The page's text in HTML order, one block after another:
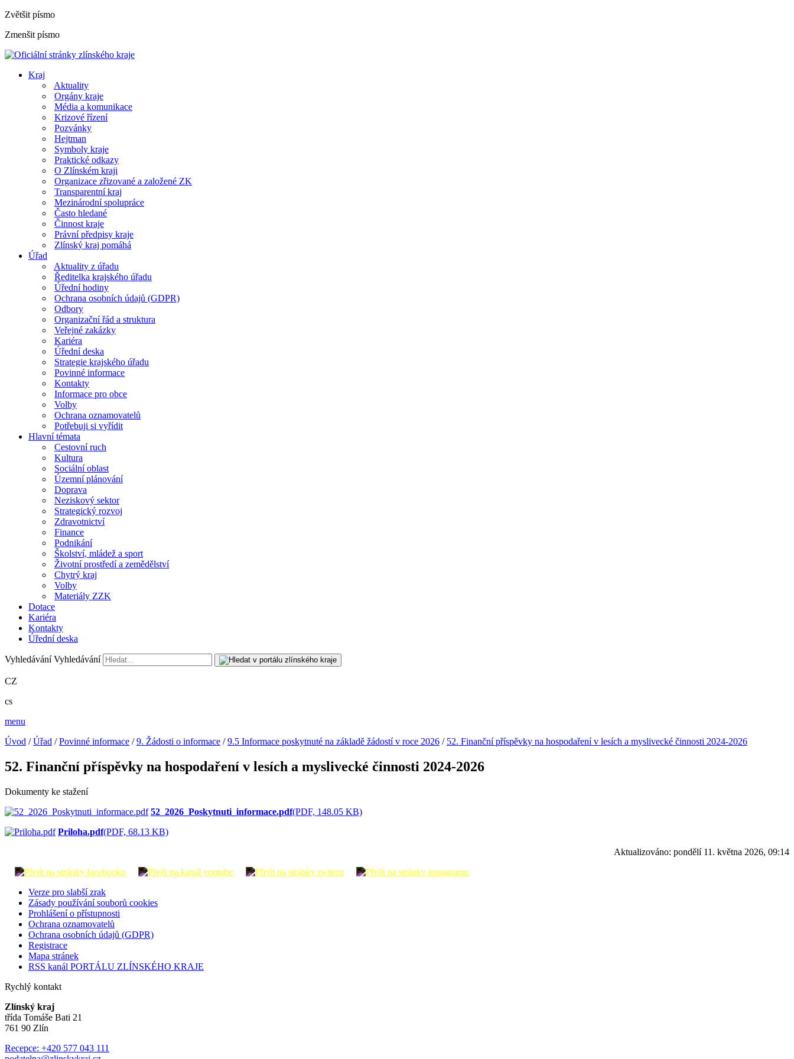
Zvětšit písmo
Zmenšit písmo
Kraj
Aktuality
Orgány kraje
Média a komunikace
Krizové řízení
Pozvánky
Hejtman
Symboly kraje
Praktické odkazy
O Zlínském kraji
Organizace zřizované a založené ZK
Transparentní kraj
Mezinárodní spolupráce
Často hledané
Činnost kraje
Právní předpisy kraje
Zlínský kraj pomáhá
Úřad
Aktuality z úřadu
Ředitelka krajského úřadu
Úřední hodiny
Ochrana osobních údajů (GDPR)
Odbory
Organizační řád a struktura
Veřejné zakázky
Kariéra
Úřední deska
Strategie krajského úřadu
Povinné informace
Kontakty
Informace pro obce
Volby
Ochrana oznamovatelů
Potřebuji si vyřídit
Hlavní témata
Cestovní ruch
Kultura
Sociální oblast
Územní plánování
Doprava
Neziskový sektor
Strategický rozvoj
Zdravotnictví
Finance
Podnikání
Školství, mládež a sport
Životní prostředí a zemědělství
Chytrý kraj
Volby
Materiály ZZK
Dotace
Kariéra
Kontakty
Úřední deska
Vyhledávání Vyhledávání
CZ
cs
menu
Úvod /Úřad /Povinné informace /9. Žádosti o informace /9.5 Informace poskytnuté na základě žádostí v roce 2026 / 52. Finanční příspěvky na hospodaření v lesích a myslivecké činnosti 2024-2026
52. Finanční příspěvky na hospodaření v lesích a myslivecké činnosti 2024-2026
Dokumenty ke stažení
52_2026_Poskytnuti_informace.pdf(PDF, 148.05 KB)
Priloha.pdf(PDF, 68.13 KB)
Aktualizováno: pondělí 11. května 2026, 09:14
Verze pro slabší zrak
Zásady používání souborů cookies
Prohlášení o přístupnosti
Ochrana oznamovatelů
Ochrana osobních údajů (GDPR)
Registrace
Mapa stránek
RSS kanál PORTÁLU ZLÍNSKÉHO KRAJE
Rychlý kontakt
Zlínský kraj
třída Tomáše Bati 21
761 90 Zlín
Recepce: +420 577 043 111